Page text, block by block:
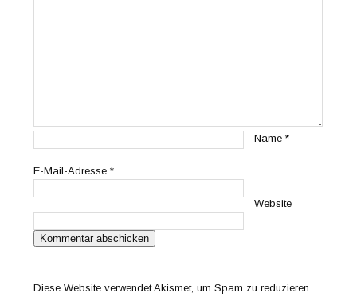
Name*
E-Mail-Adresse*
Website
Diese Website verwendet Akismet, um Spam zu reduzieren.